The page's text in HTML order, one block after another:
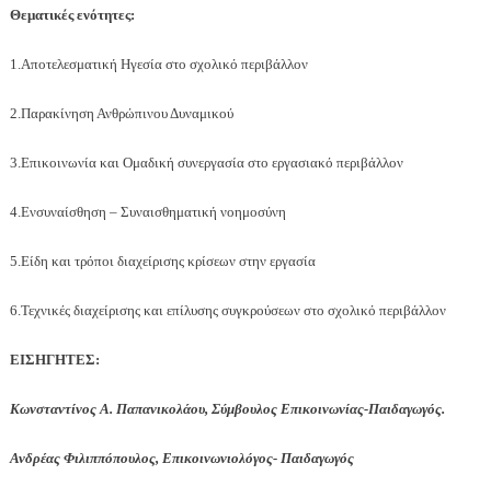
Θεματικές ενότητες:
1.Αποτελεσματική Ηγεσία στο σχολικό περιβάλλον
2.Παρακίνηση Ανθρώπινου Δυναμικού
3.Επικοινωνία και Ομαδική συνεργασία στο εργασιακό περιβάλλον
4.Ενσυναίσθηση – Συναισθηματική νοημοσύνη
5.Είδη και τρόποι διαχείρισης κρίσεων στην εργασία
6.Τεχνικές διαχείρισης και επίλυσης συγκρούσεων στο σχολικό περιβάλλον
ΕΙΣΗΓΗΤΕΣ:
Κωνσταντίνος Α. Παπανικολάου, Σύμβουλος Επικοινωνίας-Παιδαγωγός.
Ανδρέας Φιλιππόπουλος, Επικοινωνιολόγος- Παιδαγωγός